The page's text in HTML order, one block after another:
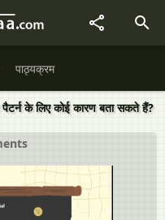
पाठ्यक्रम
के लिए कोई कारण बता सकते हैं?